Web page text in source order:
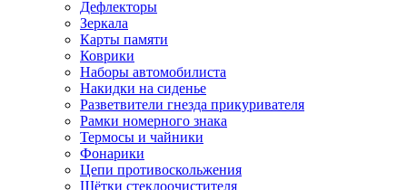
Дефлекторы
Зеркала
Карты памяти
Коврики
Наборы автомобилиста
Накидки на сиденье
Разветвители гнезда прикуривателя
Рамки номерного знака
Термосы и чайники
Фонарики
Цепи противоскольжения
Щётки стеклоочистителя